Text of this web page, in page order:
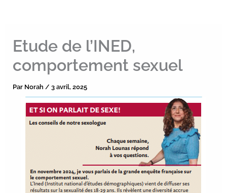
Etude de l’INED,
comportement sexuel
Par Norah / 3 avril, 2025